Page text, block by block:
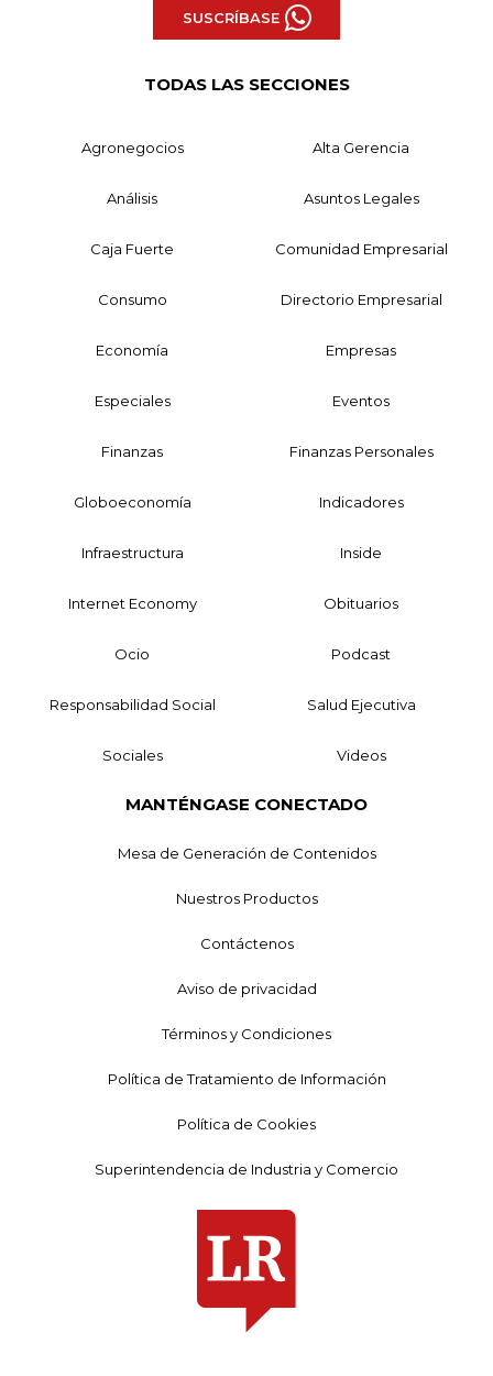
SUSCRÍBASE
TODAS LAS SECCIONES
Agronegocios Alta Gerencia
Análisis Asuntos Legales
Caja Fuerte Comunidad Empresarial
Consumo Directorio Empresarial
Economía Empresas
Especiales Eventos
Finanzas Finanzas Personales
Globoeconomía Indicadores
Infraestructura Inside
Internet Economy Obituarios
Ocio Podcast
Responsabilidad Social Salud Ejecutiva
Sociales Videos
MANTÉNGASE CONECTADO
Mesa de Generación de Contenidos
Nuestros Productos
Contáctenos
Aviso de privacidad
Términos y Condiciones
Política de Tratamiento de Información
Política de Cookies
Superintendencia de Industria y Comercio